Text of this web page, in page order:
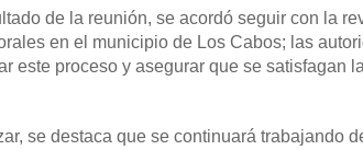
de la reunión, se acordó seguir con la
en el municipio de Los Cabos; las
este proceso y asegurar que se satisfagan
se destaca que se continuará trabajando